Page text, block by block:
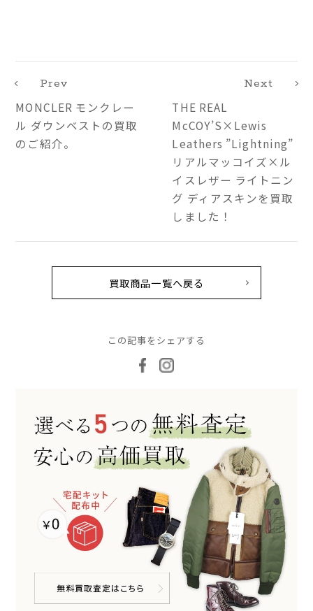
Prev
MONCLER モンクレー
ル ダウンベストの買取
のご紹介。
Next
THE REAL
McCOY’S×Lewis
Leathers ”Lightning”
リアルマッコイズ×ル
イスレザー ライトニン
グ ディアスキンを買取
しました！
買取商品一覧へ戻る
この記事をシェアする